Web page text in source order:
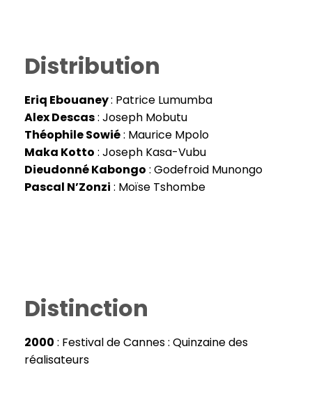
Distribution
Eriq Ebouaney: Patrice Lumumba
Alex Descas: Joseph Mobutu
Théophile Sowié: Maurice Mpolo
Maka Kotto : Joseph Kasa-Vubu
Dieudonné Kabongo : Godefroid Munongo
Pascal N’Zonzi : Moïse Tshombe
Distinction
2000 : Festival de Cannes : Quinzaine des
réalisateurs